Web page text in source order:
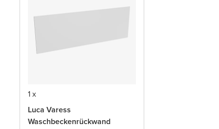
1 x
Luca Varess
Waschbeckenrückwand